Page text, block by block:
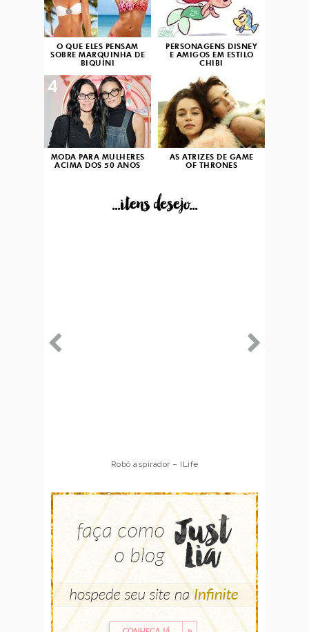
O QUE ELES PENSAM
SOBRE MARQUINHA DE
BIQUÍNI
PERSONAGENS DISNEY
E AMIGOS EM ESTILO
CHIBI
MODA PARA MULHERES
ACIMA DOS 50 ANOS
4
AS ATRIZES DE GAME
OF THRONES
...itens desejo...
Robô aspirador – ILife